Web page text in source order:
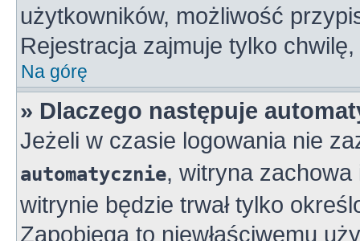
użytkowników, możliwość
Rejestracja zajmuje tylko
Na górę
» Dlaczego następuje
Jeżeli w czasie logowania nie
automatycznie, witryna
witrynie będzie trwał tylko
Zapobiega to niewłaściwemu